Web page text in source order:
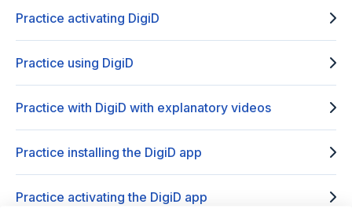
Practice activating DigiD
Practice using DigiD
Practice with DigiD with explanatory videos
Practice installing the DigiD app
Practice activating the DigiD app